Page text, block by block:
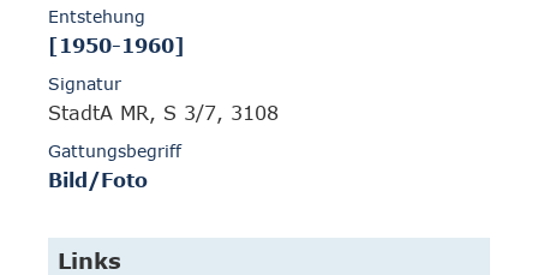
Entstehung
[1950-1960]
Signatur
StadtA MR, S 3/7, 3108
Gattungsbegriff
Bild/Foto
Links